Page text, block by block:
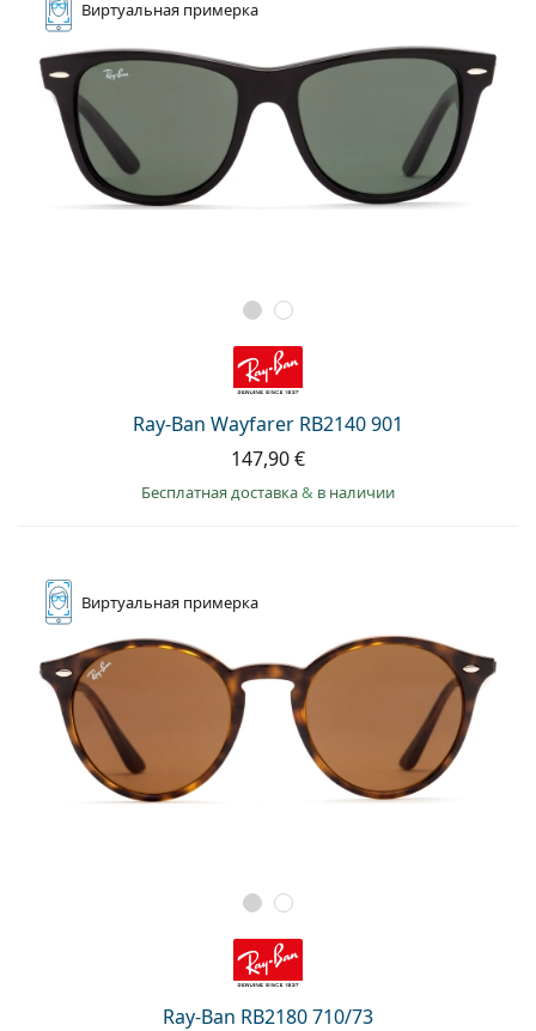
Виртуальная примерка
Ray-Ban Wayfarer RB2140 901
147,90 €
Бесплатная доставка& в наличии
Виртуальная примерка
Ray-Ban RB2180 710/73